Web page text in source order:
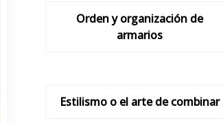
Orden y organización de
armarios
Estilismo o el arte de combinar